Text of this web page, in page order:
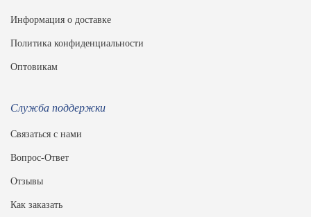
Информация о доставке
Политика конфиденциальности
Оптовикам
Служба поддержки
Связаться с нами
Вопрос-Ответ
Отзывы
Как заказать